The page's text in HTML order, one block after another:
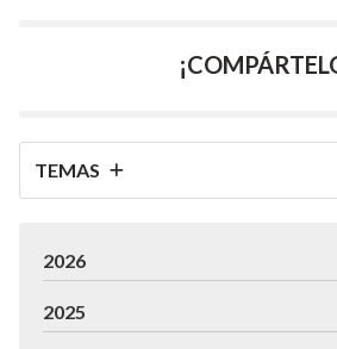
TEMAS
posibilidades a todos los clientes
nosotros para comprar su
2026
2025